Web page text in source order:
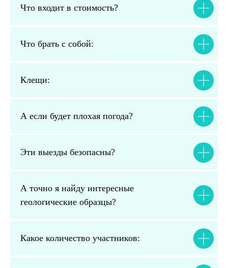
Что входит в стоимость?
Что брать с собой:
Клещи:
А если будет плохая погода?
Эти выезды безопасны?
А точно я найду интересные
геологические образцы?
Какое количество участников: